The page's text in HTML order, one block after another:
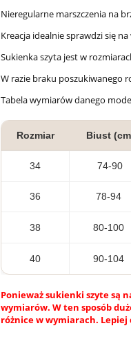
Nieregularne marszczenia na
Kreacja idealnie sprawdzi się
Sukienka szyta jest w
W razie braku poszukiwanego
Tabela wymiarów danego
Rozmiar Biust
34 74-90
36 78-94
38 80-100
40 90-104
Ponieważ sukienki szyte są
wymiarów. W ten sposób
różnice w wymiarach.